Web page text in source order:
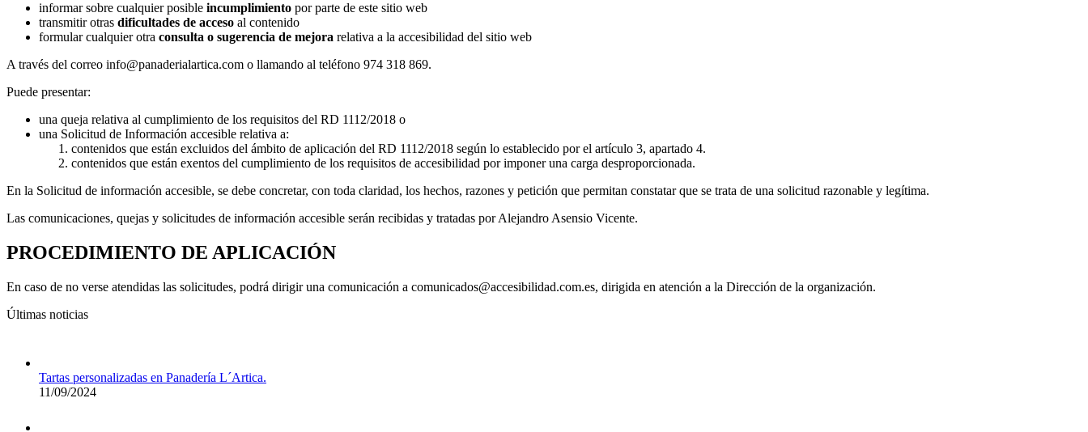
informar sobre cualquier posible incumplimiento por parte de este sitio web
transmitir otras dificultades de acceso al contenido
formular cualquier otra consulta o sugerencia de mejora relativa a la accesibilidad del sitio web
A través del correo info@panaderialartica.com o llamando al teléfono 974 318 869.
Puede presentar:
una queja relativa al cumplimiento de los requisitos del RD 1112/2018 o
una Solicitud de Información accesible relativa a:
contenidos que están excluidos del ámbito de aplicación del RD 1112/2018 según lo establecido por el artículo 3, apartado 4.
contenidos que están exentos del cumplimiento de los requisitos de accesibilidad por imponer una carga desproporcionada.
En la Solicitud de información accesible, se debe concretar, con toda claridad, los hechos, razones y petición que permitan constatar que se trata de una solicitud razonable y legítima.
Las comunicaciones, quejas y solicitudes de información accesible serán recibidas y tratadas por Alejandro Asensio Vicente.
PROCEDIMIENTO DE APLICACIÓN
En caso de no verse atendidas las solicitudes, podrá dirigir una comunicación a comunicados@accesibilidad.com.es, dirigida en atención a la Dirección de la organización.
Últimas noticias
Tartas personalizadas en Panadería L´Artica.
11/09/2024